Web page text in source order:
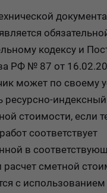
кодексу и
РФ № 87 от
может по своему
ресурсно-
стоимости, если
соответствует
в
расчет сметной
с